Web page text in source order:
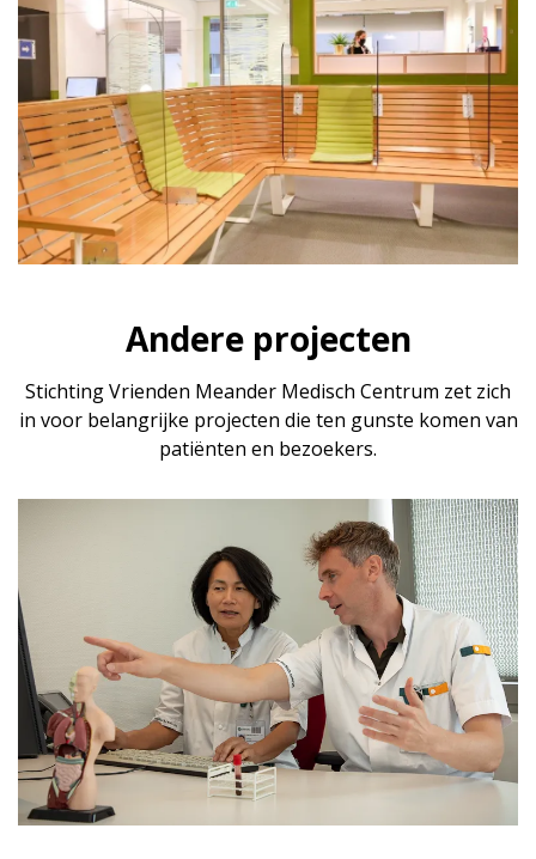
Andere projecten
Stichting Vrienden Meander Medisch Centrum zet zich
in voor belangrijke projecten die ten gunste komen van
patiënten en bezoekers.